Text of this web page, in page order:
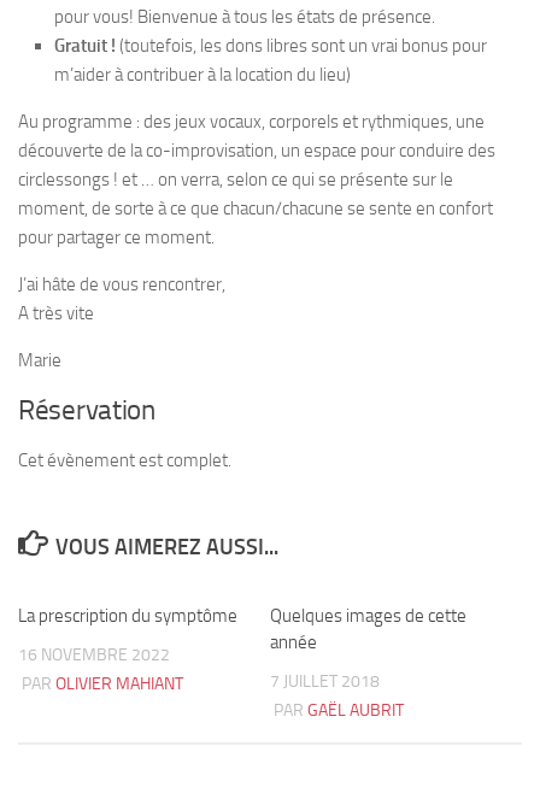
pour vous! Bienvenue à tous les états de présence.
Gratuit ! (toutefois, les dons libres sont un vrai bonus pour
m’aider à contribuer à la location du lieu)
Au programme : des jeux vocaux, corporels et rythmiques, une
découverte de la co-improvisation, un espace pour conduire des
circlessongs ! et … on verra, selon ce qui se présente sur le
moment, de sorte à ce que chacun/chacune se sente en confort
pour partager ce moment.
J’ai hâte de vous rencontrer,
A très vite
Marie
Réservation
Cet évènement est complet.
VOUS AIMEREZ AUSSI...
La prescription du symptôme
16 NOVEMBRE 2022
PAR OLIVIER MAHIANT
Quelques images de cette
année
7 JUILLET 2018
PAR GAËL AUBRIT